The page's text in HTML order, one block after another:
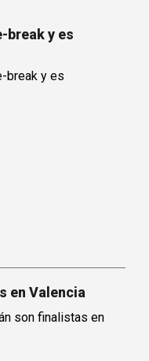
break y es
en Valencia